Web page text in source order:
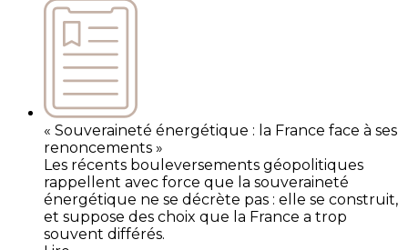
« Souveraineté énergétique : la France face à ses
renoncements »
Les récents bouleversements géopolitiques
rappellent avec force que la souveraineté
énergétique ne se décrète pas : elle se construit,
et suppose des choix que la France a trop
souvent différés.